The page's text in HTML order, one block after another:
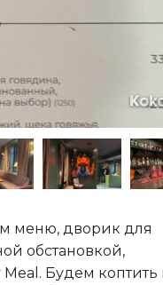
меню, дворик для
обстановкой,
Будем коптить